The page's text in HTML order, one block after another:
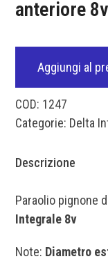
anteriore 8v
Aggiungi al
COD: 1247
Categorie: Delta
Descrizione
Paraolio pignone
Integrale 8v
Note: Diametro